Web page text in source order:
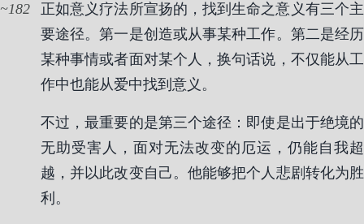
182
正如意义疗法所宣扬的，找到生命之意义有三个主
要途径。第一是创造或从事某种工作。第二是经历
某种事情或者面对某个人，换句话说，不仅能从工
作中也能从爱中找到意义。
不过，最重要的是第三个途径：即使是出于绝境的
无助受害人，面对无法改变的厄运，仍能自我超
越，并以此改变自己。他能够把个人悲剧转化为胜
利。